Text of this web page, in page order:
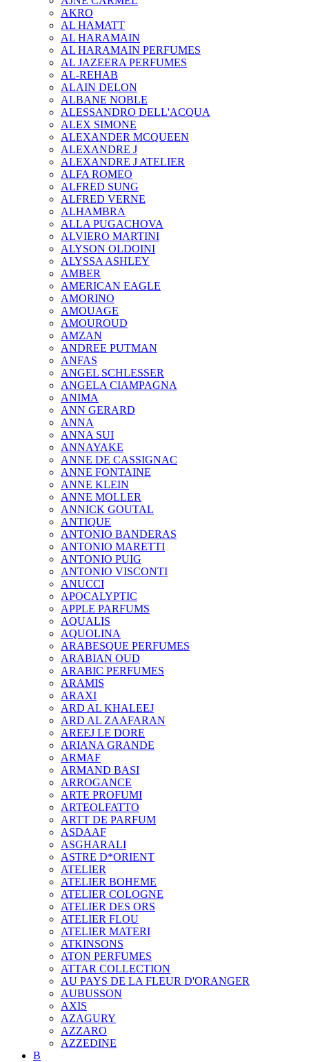
AKRO
AL HAMATT
AL HARAMAIN
AL HARAMAIN PERFUMES
AL JAZEERA PERFUMES
AL-REHAB
ALAIN DELON
ALBANE NOBLE
ALESSANDRO DELL'ACQUA
ALEX SIMONE
ALEXANDER MCQUEEN
ALEXANDRE J
ALEXANDRE J ATELIER
ALFA ROMEO
ALFRED SUNG
ALFRED VERNE
ALHAMBRA
ALLA PUGACHOVA
ALVIERO MARTINI
ALYSON OLDOINI
ALYSSA ASHLEY
AMBER
AMERICAN EAGLE
AMORINO
AMOUAGE
AMOUROUD
AMZAN
ANDREE PUTMAN
ANFAS
ANGEL SCHLESSER
ANGELA CIAMPAGNA
ANIMA
ANN GERARD
ANNA
ANNA SUI
ANNAYAKE
ANNE DE CASSIGNAC
ANNE FONTAINE
ANNE KLEIN
ANNE MOLLER
ANNICK GOUTAL
ANTIQUE
ANTONIO BANDERAS
ANTONIO MARETTI
ANTONIO PUIG
ANTONIO VISCONTI
ANUCCI
APOCALYPTIC
APPLE PARFUMS
AQUALIS
AQUOLINA
ARABESQUE PERFUMES
ARABIAN OUD
ARABIC PERFUMES
ARAMIS
ARAXI
ARD AL KHALEEJ
ARD AL ZAAFARAN
AREEJ LE DORE
ARIANA GRANDE
ARMAF
ARMAND BASI
ARROGANCE
ARTE PROFUMI
ARTEOLFATTO
ARTT DE PARFUM
ASDAAF
ASGHARALI
ASTRE D*ORIENT
ATELIER
ATELIER BOHEME
ATELIER COLOGNE
ATELIER DES ORS
ATELIER FLOU
ATELIER MATERI
ATKINSONS
ATON PERFUMES
ATTAR COLLECTION
AU PAYS DE LA FLEUR D'ORANGER
AUBUSSON
AXIS
AZAGURY
AZZARO
AZZEDINE
B